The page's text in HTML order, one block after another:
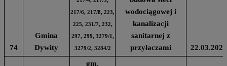
74
Gmina
Dywity
217/6, 217/8, 223,
225, 231/7, 232,
297, 299, 3279/1,
3279/2, 3284/2
wodociągowej i
kanalizacji
sanitarnej z
przyłaczami
22.03.2024
gm.